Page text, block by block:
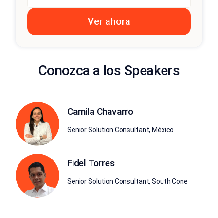
Conozca a los Speakers
Camila Chavarro
Senior Solution Consultant, México
Fidel Torres
Senior Solution Consultant, South Cone